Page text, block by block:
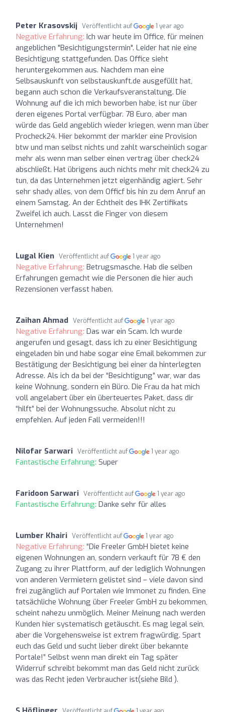
Peter Krasovskij Veröffentlicht auf 1 year ago
Negative Erfahrung: Ich war heute im Office, für meinen
angeblichen "Besichtigungstermin". Leider hat nie eine
Besichtigung stattgefunden. Das Office sieht
heruntergekommen aus. Nachdem man eine
Selbsauskunft von selbstauskunft.de ausgefüllt hat,
begann auch schon die Verkaufsveranstaltung. Die
Wohnung auf die ich mich beworben habe, ist nur über
deren eigenes Portal verfügbar. 78 Euro, aber man
würde das Geld angeblich wieder kriegen, wenn man über
Procheck24. Hier bekommt der markler eine Provision
btw und man selbst nichts und zahlt warscheinlich sogar
mehr als wenn man selber einen vertrag über check24
abschließt. Hat übrigens auch nichts mehr mit check24 zu
tun, da das Unternehmen jetzt eigenhändig agiert. Sehr
sehr shady alles, von dem Officf bis hin zu dem Anruf an
einem Samstag. An der Echtheit des IHK Zertifikats
Zweifel ich auch. Lasst die Finger von diesem
Unternehmen!
Lugal Kien Veröffentlicht auf 1 year ago
Negative Erfahrung: Betrugsmasche. Hab die selben
Erfahrungen gemacht wie die Personen die hier auch
Rezensionen verfasst haben.
Zaihan Ahmad Veröffentlicht auf 1 year ago
Negative Erfahrung: Das war ein Scam. Ich wurde
angerufen und gesagt, dass ich zu einer Besichtigung
eingeladen bin und habe sogar eine Email bekommen zur
Bestätigung der Besichtigung bei einer da hinterlegten
Adresse. Als ich da bei der “Besichtigung” war, war das
keine Wohnung, sondern ein Büro. Die Frau da hat mich
voll angelabert über ein überteuertes Paket, dass dir
“hilft” bei der Wohnungssuche. Absolut nicht zu
empfehlen. Auf jeden Fall vermeiden!!!
Nilofar Sarwari Veröffentlicht auf 1 year ago
Fantastische Erfahrung: Super
Faridoon Sarwari Veröffentlicht auf 1 year ago
Fantastische Erfahrung: Danke sehr für alles
Lumber Khairi Veröffentlicht auf 1 year ago
Negative Erfahrung: “Die Freeler GmbH bietet keine
eigenen Wohnungen an, sondern verkauft für 78 € den
Zugang zu ihrer Plattform, auf der lediglich Wohnungen
von anderen Vermietern gelistet sind – viele davon sind
frei zugänglich auf Portalen wie Immonet zu finden. Eine
tatsächliche Wohnung über Freeler GmbH zu bekommen,
scheint nahezu unmöglich. Meiner Meinung nach werden
Kunden hier systematisch getäuscht. Es mag legal sein,
aber die Vorgehensweise ist extrem fragwürdig. Spart
euch das Geld und sucht lieber direkt über bekannte
Portale!” Selbst wenn man direkt ein Tag später
Widerruf schreibt bekommt man das Geld nicht zurück
was das Recht jeden Verbraucher ist(siehe Bild ).